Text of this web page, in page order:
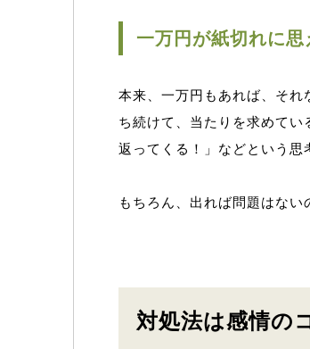
一万円が紙切れに思
本来、一万円もあれば、そ
ち続けて、当たりを求めて
返ってくる！」などという思
もちろん、出れば問題はない
対処法は感情の